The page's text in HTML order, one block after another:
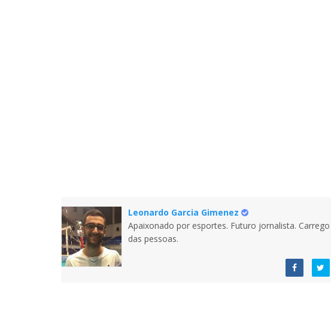
Leonardo Garcia Gimenez
Apaixonado por esportes. Futuro jornalista.
das pessoas.